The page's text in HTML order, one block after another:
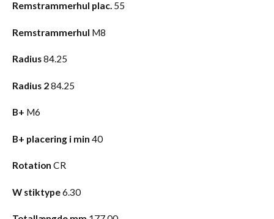
Remstrammerhul plac. 55
Remstrammerhul M8
Radius84.25
Radius 284.25
B+ M6
B+ placering i min 40
Rotation CR
W stiktype6.30